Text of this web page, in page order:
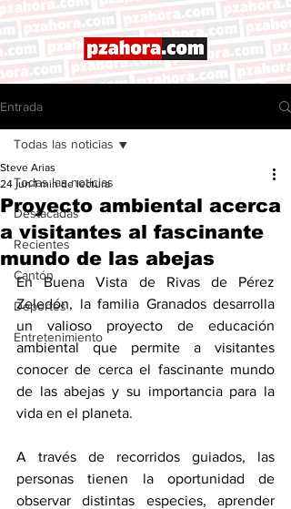
Entrada
Todas las noticias
Destacadas
Recientes
Cantón
Deportes
Entretenimiento
Todas las noticias
Proyecto ambiental acerca
a visitantes al fascinante
mundo de las abejas
Steve Arias
24 jun 1 min de lectura
En Buena Vista de Rivas de Pérez
Zeledón, la familia Granados desarrolla
un valioso proyecto de educación
ambiental que permite a visitantes
conocer de cerca el fascinante mundo
de las abejas y su importancia para la
vida en el planeta.
A través de recorridos guiados, las
personas tienen la oportunidad de
observar distintas especies, aprender